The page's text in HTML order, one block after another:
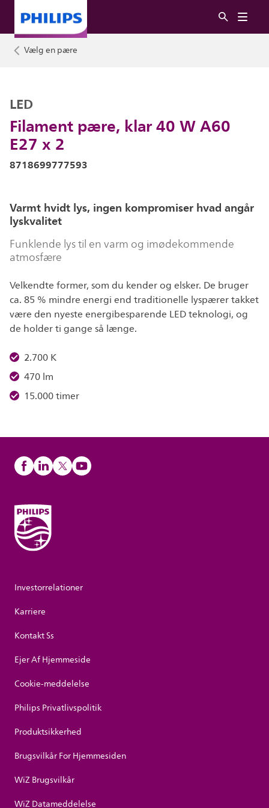
Vælg en pære
Filament pære, klar 40 W A60
E27 x 2
LED
8718699777593
Varmt hvidt lys, ingen kompromiser hvad angår
lyskvalitet
Funklende lys til en varm og imødekommende
atmosfære
Velkendte former, som du kender og elsker. De bruger
ca. 85 % mindre energi end traditionelle lyspærer takket
være den nyeste energibesparende LED teknologi, og
de holder ti gange så længe.
2.700 K
470 lm
15.000 timer
Investorrelationer
Karriere
Kontakt Ss
Ejer Af Hjemmeside
Cookie-meddelelse
Philips Privatlivspolitik
Produktsikkerhed
Brugsvilkår For Hjemmesiden
WiZ Brugsvilkår
WiZ Datameddelelse